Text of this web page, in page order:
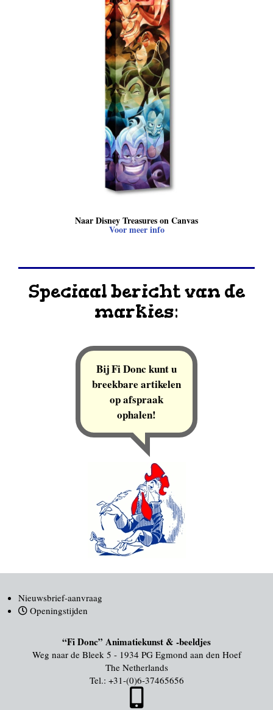
Naar Disney Treasures on Canvas
Voor meer info
Speciaal bericht van de
markies:
Bij Fi Donc kunt u
breekbare artikelen
op afspraak
ophalen!
Nieuwsbrief-aanvraag
Openingstijden
“Fi Donc” Animatiekunst & -beeldjes
Weg naar de Bleek 5 - 1934 PG Egmond aan den Hoef
The Netherlands
Tel.: +31-(0)6-37465656